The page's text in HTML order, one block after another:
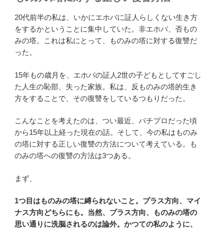
20代前半の私は、いかにエホバに証人らしくない生き方
をするかということに集中していた。非エホバ、否もの
みの塔。これは私にとって、ものみの塔に対する復讐だ
った。
15年もの歳月を、エホバの証人2世の子どもとしてすごし
た人生の恥部、失った家族。私は、反ものみの塔的生き
方をすることで、その復讐をしているつもりだった。
こんなことを考えたのは、つい最近、パチプロだった頃
から15年以上経った現在の話。そして、今の私はものみ
の塔に対する正しい復讐の方法について考えている。も
のみの塔への復讐の方法は3つある。
まず、
1つ目はものみの塔に縛られないこと。プラス方向、マイ
ナス方向どちらにも。当然、プラス方向、ものみの塔の
思い通りに洗脳されるのは論外。かつての私のように、